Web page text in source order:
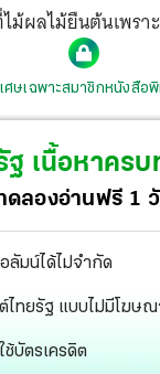
ผลไม้ยืนต้นเพรา
ศษเฉพาะสมาชิกหนังสือ
ฐ เนื้อหาคร
ดลองอ่านฟรี 1
ลัมน์ได้ไม่จำกัด
ไทยรัฐ แบบไม่มีโฆษ
ช้บัตรเครดิต